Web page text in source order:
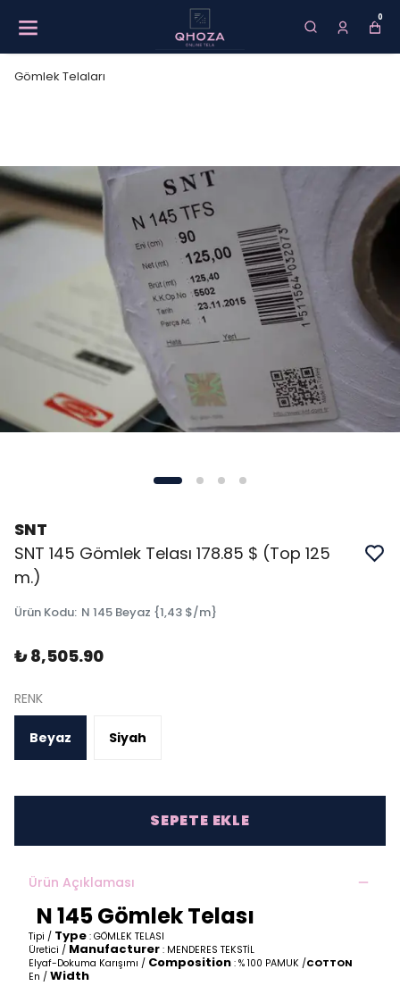
0
Gömlek Telaları
SNT
SNT 145 Gömlek Telası 178.85 $ (Top 125
m.)
Ürün Kodu: N 145 Beyaz {1,43 $/m}
₺ 8,505.90
RENK
Beyaz Siyah
SEPETE EKLE
Ürün Açıklaması
N 145 Gömlek Telası
Tipi / Type : GÖMLEK TELASI
Üretici / Manufacturer : MENDERES TEKSTİL
Elyaf-Dokuma Karışımı / Composition : % 100 PAMUK /COTTON
En / Width